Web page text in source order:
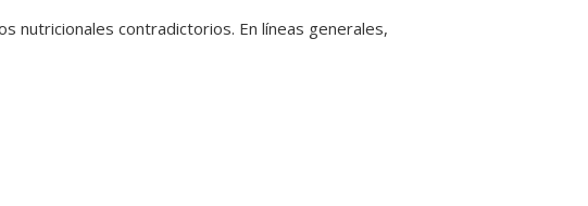
nutricionales contradictorios. En líneas generales,